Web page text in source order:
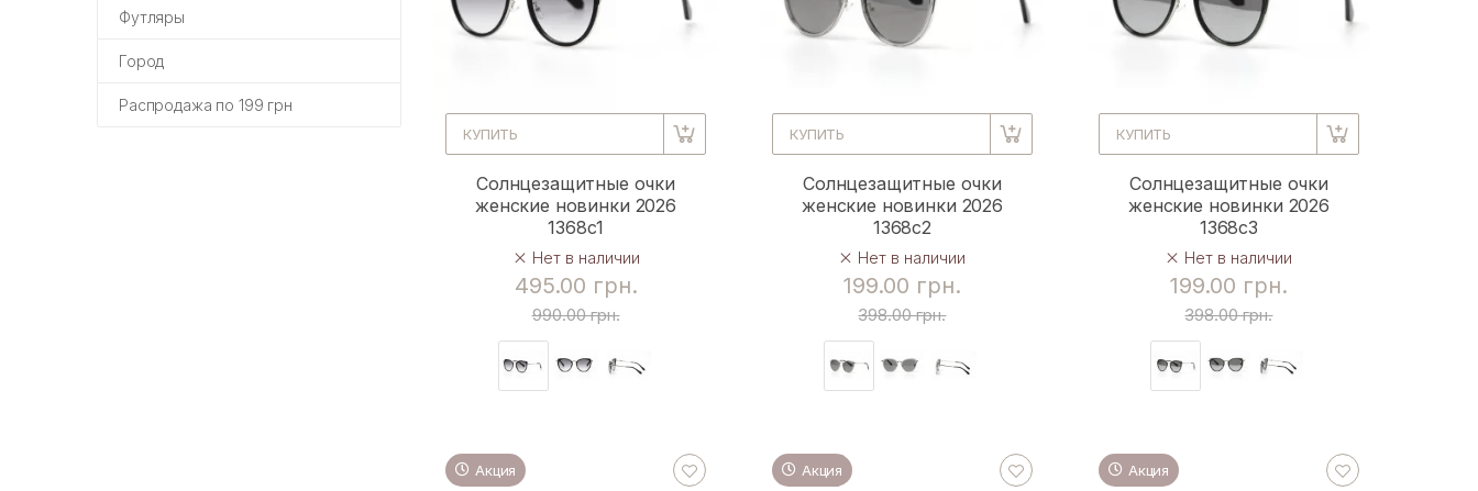
Футляры
Город
Распродажа по 199 грн
КУПИТЬ
Солнцезащитные очки
женские новинки 2026
1368c1
Нет в наличии
495.00 грн.
990.00 грн.
КУПИТЬ
Солнцезащитные очки
женские новинки 2026
1368c2
Нет в наличии
199.00 грн.
398.00 грн.
КУПИТЬ
Солнцезащитные очки
женские новинки 2026
1368c3
Нет в наличии
199.00 грн.
398.00 грн.
Акция Акция Акция